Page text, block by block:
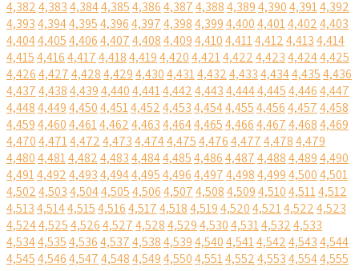
4,3824,3834,3844,3854,3864,3874,3884,3894,3904,3914,392
4,3934,3944,3954,3964,3974,3984,3994,4004,4014,4024,403
4,4044,4054,4064,4074,4084,4094,4104,4114,4124,4134,414
4,4154,4164,4174,4184,4194,4204,4214,4224,4234,4244,425
4,4264,4274,4284,4294,4304,4314,4324,4334,4344,4354,436
4,4374,4384,4394,4404,4414,4424,4434,4444,4454,4464,447
4,4484,4494,4504,4514,4524,4534,4544,4554,4564,4574,458
4,4594,4604,4614,4624,4634,4644,4654,4664,4674,4684,469
4,4704,4714,4724,4734,4744,4754,4764,4774,4784,479
4,4804,4814,4824,4834,4844,4854,4864,4874,4884,4894,490
4,4914,4924,4934,4944,4954,4964,4974,4984,4994,5004,501
4,5024,5034,5044,5054,5064,5074,5084,5094,5104,5114,512
4,5134,5144,5154,5164,5174,5184,5194,5204,5214,5224,523
4,5244,5254,5264,5274,5284,5294,5304,5314,5324,533
4,5344,5354,5364,5374,5384,5394,5404,5414,5424,5434,544
4,5454,5464,5474,5484,5494,5504,5514,5524,5534,5544,555